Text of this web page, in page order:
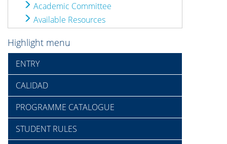
Academic Committee
Available Resources
Highlight menu
ENTRY
CALIDAD
PROGRAMME CATALOGUE
STUDENT RULES